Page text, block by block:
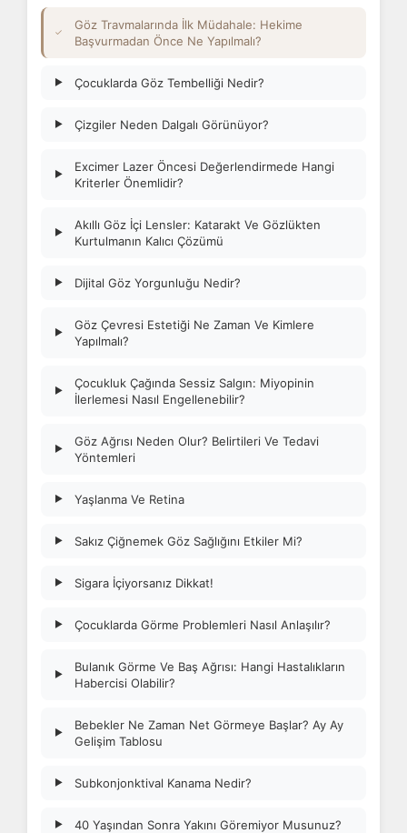
✓
Göz Travmalarında İlk Müdahale: Hekime
Başvurmadan Önce Ne Yapılmalı?
▶ Çocuklarda Göz Tembelliği Nedir?
▶ Çizgiler Neden Dalgalı Görünüyor?
▶
Excimer Lazer Öncesi Değerlendirmede Hangi
Kriterler Önemlidir?
▶
Akıllı Göz İçi Lensler: Katarakt Ve Gözlükten
Kurtulmanın Kalıcı Çözümü
▶ Dijital Göz Yorgunluğu Nedir?
▶
Göz Çevresi Estetiği Ne Zaman Ve Kimlere
Yapılmalı?
▶
Çocukluk Çağında Sessiz Salgın: Miyopinin
İlerlemesi Nasıl Engellenebilir?
▶
Göz Ağrısı Neden Olur? Belirtileri Ve Tedavi
Yöntemleri
▶ Yaşlanma Ve Retina
▶ Sakız Çiğnemek Göz Sağlığını Etkiler Mi?
▶ Sigara İçiyorsanız Dikkat!
▶ Çocuklarda Görme Problemleri Nasıl Anlaşılır?
▶
Bulanık Görme Ve Baş Ağrısı: Hangi Hastalıkların
Habercisi Olabilir?
▶
Bebekler Ne Zaman Net Görmeye Başlar? Ay Ay
Gelişim Tablosu
▶ Subkonjonktival Kanama Nedir?
▶ 40 Yaşından Sonra Yakını Göremiyor Musunuz?